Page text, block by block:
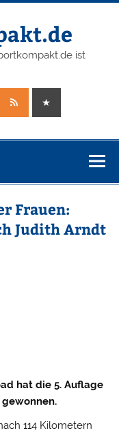
ist
Frauen:
Judith Arndt
hat die 5. Auflage
114 Kilometern